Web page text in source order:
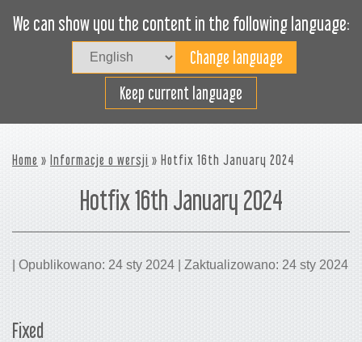
We can show you the content in the following language:
Keep current language
Załaduj sprawnie
Home » Informacje o wersji » Hotfix 16th January 2024
Hotfix 16th January 2024
| Opublikowano: 24 sty 2024 | Zaktualizowano: 24 sty 2024
Fixed